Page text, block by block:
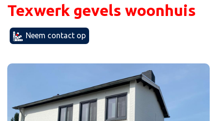
Texwerk gevels woonhuis
Neem contact op